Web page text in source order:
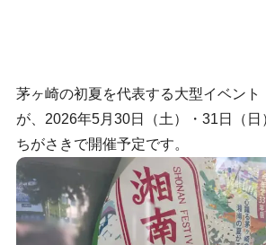
茅ヶ崎の初夏を代表する大型イベント
が、2026年5月30日（土）・31日（日
ちがさきで開催予定です。